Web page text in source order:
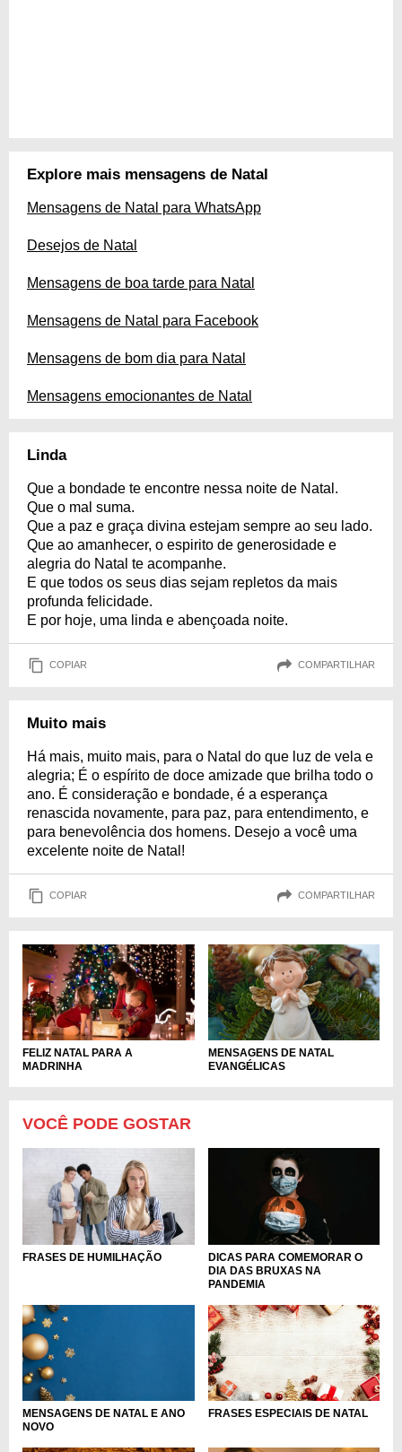
Explore mais mensagens de Natal
Mensagens de Natal para WhatsApp
Desejos de Natal
Mensagens de boa tarde para Natal
Mensagens de Natal para Facebook
Mensagens de bom dia para Natal
Mensagens emocionantes de Natal
Linda
Que a bondade te encontre nessa noite de Natal.
Que o mal suma.
Que a paz e graça divina estejam sempre ao seu lado.
Que ao amanhecer, o espirito de generosidade e
alegria do Natal te acompanhe.
E que todos os seus dias sejam repletos da mais
profunda felicidade.
E por hoje, uma linda e abençoada noite.
COPIAR COMPARTILHAR
Muito mais
Há mais, muito mais, para o Natal do que luz de vela e
alegria; É o espírito de doce amizade que brilha todo o
ano. É consideração e bondade, é a esperança
renascida novamente, para paz, para entendimento, e
para benevolência dos homens. Desejo a você uma
excelente noite de Natal!
COPIAR COMPARTILHAR
FELIZ NATAL PARA A
MADRINHA
MENSAGENS DE NATAL
EVANGÉLICAS
VOCÊ PODE GOSTAR
FRASES DE HUMILHAÇÃO
DICAS PARA COMEMORAR O
DIA DAS BRUXAS NA
PANDEMIA
MENSAGENS DE NATAL E ANO
NOVO
FRASES ESPECIAIS DE NATAL